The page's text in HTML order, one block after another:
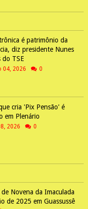
é patrimônio da
diz presidente Nunes
do TSE
04, 2026 0
cria 'Pix Pensão' é
em Plenário
2026 0
Novena da Imaculada
de 2025 em Guassussê